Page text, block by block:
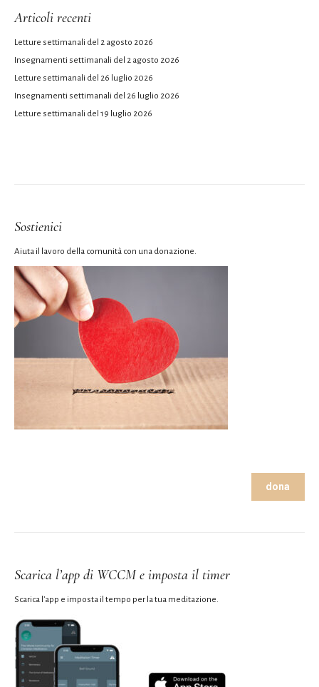
Articoli recenti
Letture settimanali del 2 agosto 2026
Insegnamenti settimanali del 2 agosto 2026
Letture settimanali del 26 luglio 2026
Insegnamenti settimanali del 26 luglio 2026
Letture settimanali del 19 luglio 2026
Sostienici
Aiuta il lavoro della comunità con una donazione.
dona
Scarica l’app di WCCM e imposta il timer
Scarica l’app e imposta il tempo per la tua meditazione.